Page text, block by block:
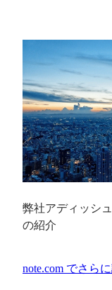
弊社アディッシ
の紹介
note.com でさらに